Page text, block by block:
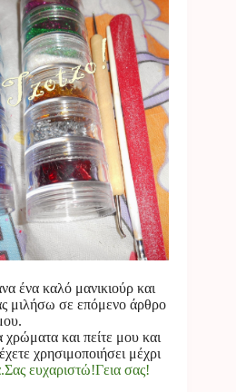
ένα καλό μανικιούρ και
μιλήσω σε επόμενο άρθρο
και πείτε μου και
χρησιμοποιήσει μέχρι
ευχαριστώ!Γεια σας!